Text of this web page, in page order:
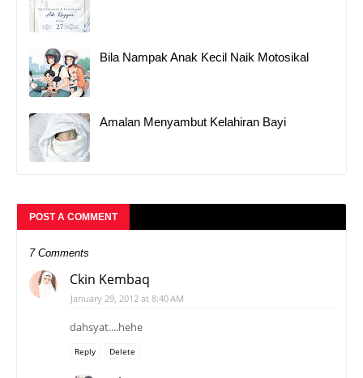
Bila Nampak Anak Kecil Naik Motosikal
Amalan Menyambut Kelahiran Bayi
POST A COMMENT
7 Comments
Ckin Kembaq
January 29, 2012 at 8:40 AM
dahsyat....hehe
Reply Delete